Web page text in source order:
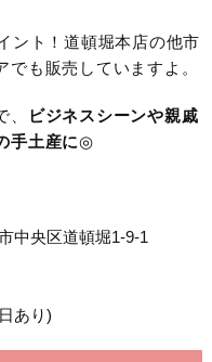
ント！道頓堀本店の他市
も販売していますよ。
ビジネスシーンや親戚
手土産に◎
中央区道頓堀1-9-1
あり)